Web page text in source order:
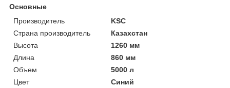
Основные
Производитель
KSC
Страна производитель
Казахстан
Высота
1260 мм
Длина
860 мм
Объем
5000 л
Цвет
Синий